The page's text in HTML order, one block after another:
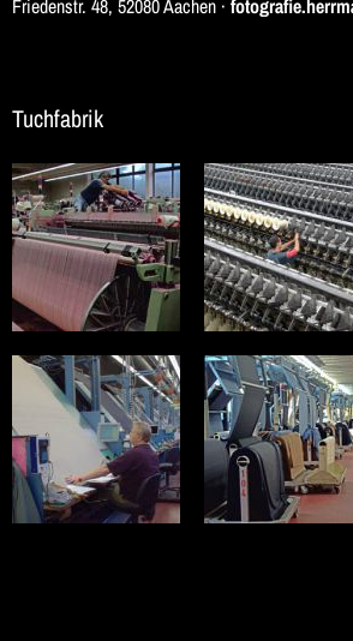
Friedenstr. 48, 52080 Aachen ·
Tuchfabrik